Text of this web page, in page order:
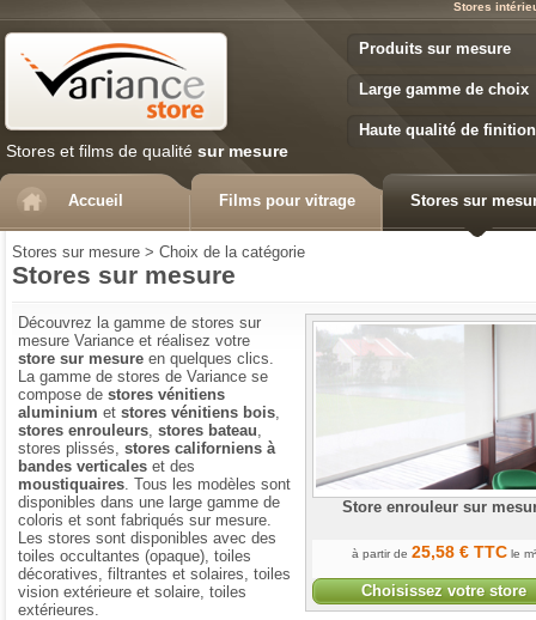
Stores
Stores et films de qualité sur mesure
Produits sur mesure
Large gamme de choix
Haute qualité de finition
Accueil Films pour vitrage Stores sur
Stores sur mesure > Choix de la catégorie
Stores sur mesure
Découvrez la gamme de stores sur
mesure Variance et réalisez votre
store sur mesure en quelques clics.
La gamme de stores de Variance se
compose de stores vénitiens
aluminium et stores vénitiens bois,
stores enrouleurs, stores bateau,
stores plissés, stores californiens à
bandes verticales et des
moustiquaires. Tous les modèles sont
disponibles dans une large gamme de
coloris et sont fabriqués sur mesure.
Les stores sont disponibles avec des
toiles occultantes (opaque), toiles
décoratives, filtrantes et solaires, toiles
vision extérieure et solaire, toiles
extérieures.
Store enrouleur sur
à partir de 25,58 € TTC le m²
Choisissez votre store